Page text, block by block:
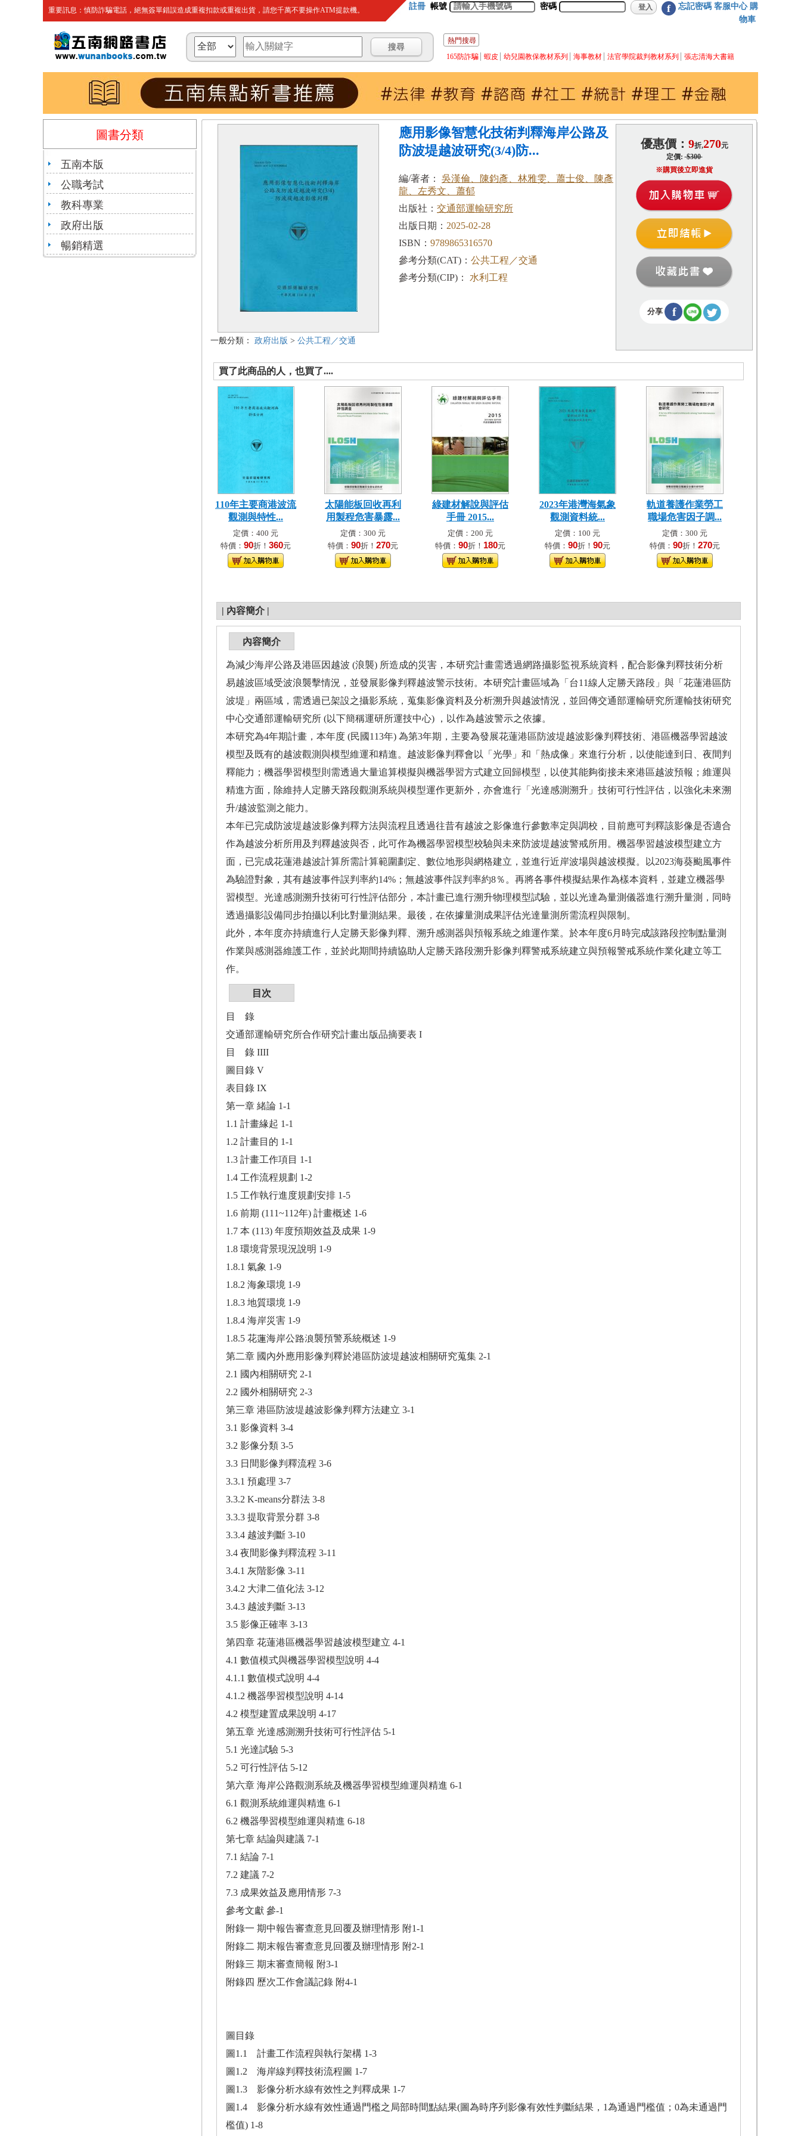
重要訊息：慎防詐騙電話，絕無簽單錯誤造成重複扣款或重複出貨，請您千萬不要操作ATM提款機。 註冊 帳號 密碼 f 忘記密碼 客服中心 購
物車
熱門搜尋
165防詐騙
蝦皮 幼兒園教保教材系列 海事教材 法官學院裁判教材系列 張志清海大書籍
圖書分類
五南本版
公職考試
教科專業
政府出版
暢銷精選
一般分類： 政府出版 > 公共工程／交通
應用影像智慧化技術判釋海岸公路及
防波堤越波研究(3/4)防...
編/著者： 吳漢倫、陳鈞彥、林雅雯、蕭士俊、陳彥
龍、左秀文、蕭郁
出版社： 交通部運輸研究所
出版日期： 2025-02-28
ISBN： 9789865316570
參考分類(CAT)： 公共工程／交通
參考分類(CIP)：
水利工程
優惠價： 9折,270元
定價:$300
※購買後立即進貨
分享 f
買了此商品的人，也買了....
110年主要商港波流
觀測與特性...
定價：400 元
特價： 90折！ 360元
太陽能板回收再利
用製程危害暴露...
定價：300 元
特價： 90折！ 270元
綠建材解說與評估
手冊 2015...
定價：200 元
特價： 90折！ 180元
2023年港灣海氣象
觀測資料統...
定價：100 元
特價： 90折！ 90元
軌道養護作業勞工
職場危害因子調...
定價：300 元
特價： 90折！ 270元
| 內容簡介 |
內容簡介
為減少海岸公路及港區因越波 (浪襲) 所造成的災害，本研究計畫需透過網路攝影監視系統資料，配合影像判釋技術分析
易越波區域受波浪襲擊情況，並發展影像判釋越波警示技術。本研究計畫區域為「台11線人定勝天路段」與「花蓮港區防
波堤」兩區域，需透過已架設之攝影系統，蒐集影像資料及分析溯升與越波情況，並回傳交通部運輸研究所運輸技術研究
中心交通部運輸研究所 (以下簡稱運研所運技中心) ，以作為越波警示之依據。
本研究為4年期計畫，本年度 (民國113年) 為第3年期，主要為發展花蓮港區防波堤越波影像判釋技術、港區機器學習越波
模型及既有的越波觀測與模型維運和精進。越波影像判釋會以「光學」和「熱成像」來進行分析，以使能達到日、夜間判
釋能力；機器學習模型則需透過大量追算模擬與機器學習方式建立回歸模型，以使其能夠銜接未來港區越波預報；維運與
精進方面，除維持人定勝天路段觀測系統與模型運作更新外，亦會進行「光達感測溯升」技術可行性評估，以強化未來溯
升/越波監測之能力。
本年已完成防波堤越波影像判釋方法與流程且透過往昔有越波之影像進行參數率定與調校，目前應可判釋該影像是否適合
作為越波分析所用及判釋越波與否，此可作為機器學習模型校驗與未來防波堤越波警戒所用。機器學習越波模型建立方
面，已完成花蓮港越波計算所需計算範圍劃定、數位地形與網格建立，並進行近岸波場與越波模擬。以2023海葵颱風事件
為驗證對象，其有越波事件誤判率約14%；無越波事件誤判率約8％。再將各事件模擬結果作為樣本資料，並建立機器學
習模型。光達感測溯升技術可行性評估部分，本計畫已進行溯升物理模型試驗，並以光達為量測儀器進行溯升量測，同時
透過攝影設備同步拍攝以利比對量測結果。最後，在依據量測成果評估光達量測所需流程與限制。
此外，本年度亦持續進行人定勝天影像判釋、溯升感測器與預報系統之維運作業。於本年度6月時完成該路段控制點量測
作業與感測器維護工作，並於此期間持續協助人定勝天路段溯升影像判釋警戒系統建立與預報警戒系統作業化建立等工
作。
目次
目 錄
交通部運輸研究所合作研究計畫出版品摘要表 I
目 錄 IIII
圖目錄 V
表目錄 IX
第一章 緒論 1-1
1.1 計畫緣起 1-1
1.2 計畫目的 1-1
1.3 計畫工作項目 1-1
1.4 工作流程規劃 1-2
1.5 工作執行進度規劃安排 1-5
1.6 前期 (111~112年) 計畫概述 1-6
1.7 本 (113) 年度預期效益及成果 1-9
1.8 環境背景現況說明 1-9
1.8.1 氣象 1-9
1.8.2 海象環境 1-9
1.8.3 地質環境 1-9
1.8.4 海岸災害 1-9
1.8.5 花蓮海岸公路浪襲預警系統概述 1-9
第二章 國內外應用影像判釋於港區防波堤越波相關研究蒐集 2-1
2.1 國內相關研究 2-1
2.2 國外相關研究 2-3
第三章 港區防波堤越波影像判釋方法建立 3-1
3.1 影像資料 3-4
3.2 影像分類 3-5
3.3 日間影像判釋流程 3-6
3.3.1 預處理 3-7
3.3.2 K-means分群法 3-8
3.3.3 提取背景分群 3-8
3.3.4 越波判斷 3-10
3.4 夜間影像判釋流程 3-11
3.4.1 灰階影像 3-11
3.4.2 大津二值化法 3-12
3.4.3 越波判斷 3-13
3.5 影像正確率 3-13
第四章 花蓮港區機器學習越波模型建立 4-1
4.1 數值模式與機器學習模型說明 4-4
4.1.1 數值模式說明 4-4
4.1.2 機器學習模型說明 4-14
4.2 模型建置成果說明 4-17
第五章 光達感測溯升技術可行性評估 5-1
5.1 光達試驗 5-3
5.2 可行性評估 5-12
第六章 海岸公路觀測系統及機器學習模型維運與精進 6-1
6.1 觀測系統維運與精進 6-1
6.2 機器學習模型維運與精進 6-18
第七章 結論與建議 7-1
7.1 結論 7-1
7.2 建議 7-2
7.3 成果效益及應用情形 7-3
參考文獻 參-1
附錄一 期中報告審查意見回覆及辦理情形 附1-1
附錄二 期末報告審查意見回覆及辦理情形 附2-1
附錄三 期末審查簡報 附3-1
附錄四 歷次工作會議記錄 附4-1
圖目錄
圖1.1 計畫工作流程與執行架構 1-3
圖1.2 海岸線判釋技術流程圖 1-7
圖1.3 影像分析水線有效性之判釋成果 1-7
圖1.4 影像分析水線有效性通過門檻之局部時間點結果(圖為時序列影像有效性判斷結果，1為通過門檻值；0為未通過門
檻值) 1-8